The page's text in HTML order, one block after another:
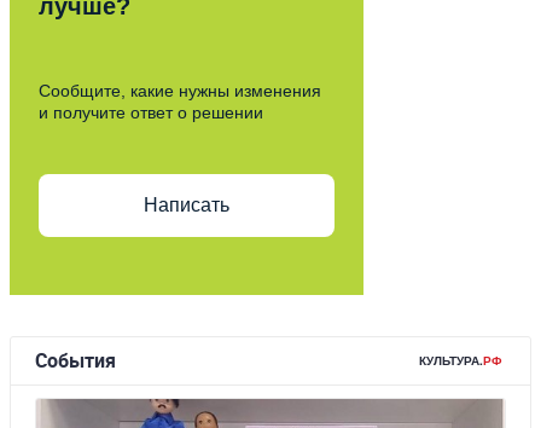
лучше?
Сообщите, какие нужны изменения
и получите ответ о решении
Написать